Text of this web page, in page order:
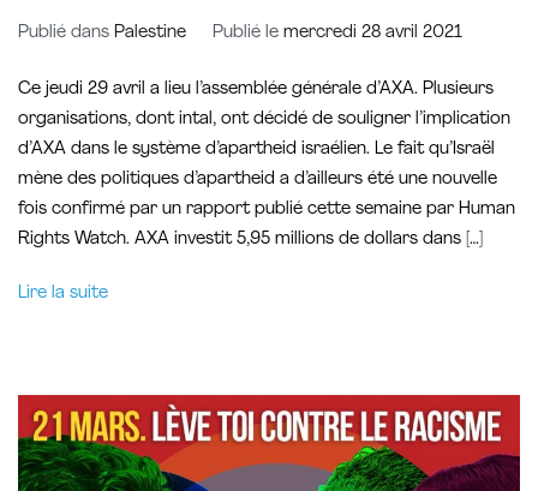
Publié dans Palestine Publié le mercredi 28 avril 2021
Ce jeudi 29 avril a lieu l’assemblée générale d’AXA. Plusieurs
organisations, dont intal, ont décidé de souligner l’implication
d’AXA dans le système d’apartheid israélien. Le fait qu’Israël
mène des politiques d’apartheid a d’ailleurs été une nouvelle
fois confirmé par un rapport publié cette semaine par Human
Rights Watch. AXA investit 5,95 millions de dollars dans […]
Lire la suite